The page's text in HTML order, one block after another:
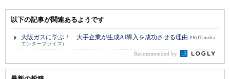
以下の記事が関連あるようです
大阪ガスに学ぶ！ 大手企業が生成AI導入を成功させる理由 PR(ITmedia
エンタープライズ)
Recommended by